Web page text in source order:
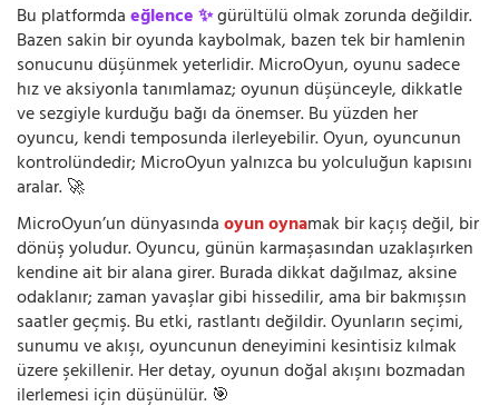
Bu platformdaeğlence ✨gürültülü olmak zorunda değildir.
Bazen sakin bir oyunda kaybolmak, bazen tek bir hamlenin
sonucunu düşünmek yeterlidir. MicroOyun, oyunu sadece
hız ve aksiyonla tanımlamaz; oyunun düşünceyle, dikkatle
ve sezgiyle kurduğu bağı da önemser. Bu yüzden her
oyuncu, kendi temposunda ilerleyebilir. Oyun, oyuncunun
kontrolündedir; MicroOyun yalnızca bu yolculuğun kapısını
aralar. 🚀
MicroOyun’un dünyasındaoyun oynamak bir kaçış değil, bir
dönüş yoludur. Oyuncu, günün karmaşasından uzaklaşırken
kendine ait bir alana girer. Burada dikkat dağılmaz, aksine
odaklanır; zaman yavaşlar gibi hissedilir, ama bir bakmışsın
saatler geçmiş. Bu etki, rastlantı değildir. Oyunların seçimi,
sunumu ve akışı, oyuncunun deneyimini kesintisiz kılmak
üzere şekillenir. Her detay, oyunun doğal akışını bozmadan
ilerlemesi için düşünülür. 🎯